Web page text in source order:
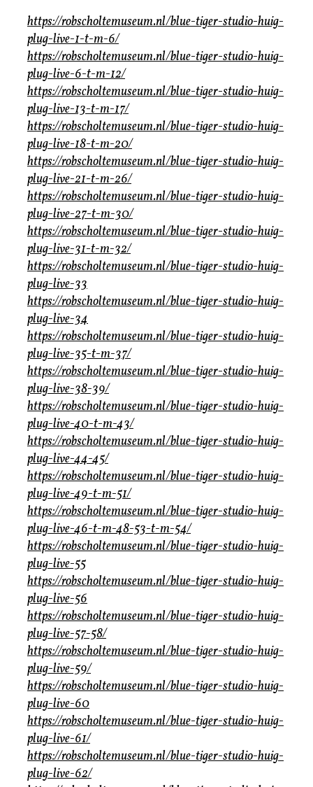
https://robscholtemuseum.nl/blue-tiger-studio-huig-
plug-live-1-t-m-6/
https://robscholtemuseum.nl/blue-tiger-studio-huig-
plug-live-6-t-m-12/
https://robscholtemuseum.nl/blue-tiger-studio-huig-
plug-live-13-t-m-17/
https://robscholtemuseum.nl/blue-tiger-studio-huig-
plug-live-18-t-m-20/
https://robscholtemuseum.nl/blue-tiger-studio-huig-
plug-live-21-t-m-26/
https://robscholtemuseum.nl/blue-tiger-studio-huig-
plug-live-27-t-m-30/
https://robscholtemuseum.nl/blue-tiger-studio-huig-
plug-live-31-t-m-32/
https://robscholtemuseum.nl/blue-tiger-studio-huig-
plug-live-33
https://robscholtemuseum.nl/blue-tiger-studio-huig-
plug-live-34
https://robscholtemuseum.nl/blue-tiger-studio-huig-
plug-live-35-t-m-37/
https://robscholtemuseum.nl/blue-tiger-studio-huig-
plug-live-38-39/
https://robscholtemuseum.nl/blue-tiger-studio-huig-
plug-live-40-t-m-43/
https://robscholtemuseum.nl/blue-tiger-studio-huig-
plug-live-44-45/
https://robscholtemuseum.nl/blue-tiger-studio-huig-
plug-live-49-t-m-51/
https://robscholtemuseum.nl/blue-tiger-studio-huig-
plug-live-46-t-m-48-53-t-m-54/
https://robscholtemuseum.nl/blue-tiger-studio-huig-
plug-live-55
https://robscholtemuseum.nl/blue-tiger-studio-huig-
plug-live-56
https://robscholtemuseum.nl/blue-tiger-studio-huig-
plug-live-57-58/
https://robscholtemuseum.nl/blue-tiger-studio-huig-
plug-live-59/
https://robscholtemuseum.nl/blue-tiger-studio-huig-
plug-live-60
https://robscholtemuseum.nl/blue-tiger-studio-huig-
plug-live-61/
https://robscholtemuseum.nl/blue-tiger-studio-huig-
plug-live-62/